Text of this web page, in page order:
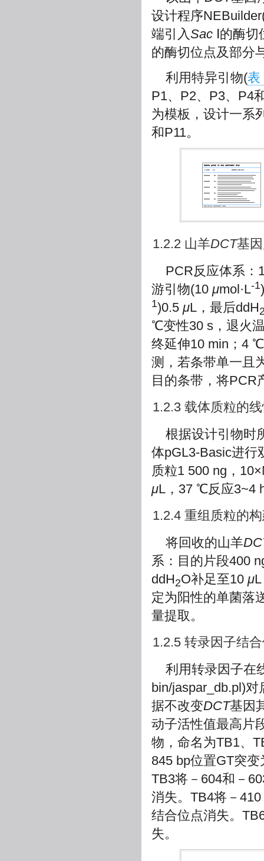
设计程序
端引入Sac Ⅰ的酶
的酶切位点及部分
利用特异引物(表
P1、P2、P3、P4
为模板，设计一系
和P11。
1.2.2 山羊DCT基
PCR反应体系
游引物(10 μmol·L-1
1)0.5 μL，最后ddH
℃变性30 s，退火
终延伸10 min；4
测，若条带单一且
目的条带，将PCR
1.2.3 载体质粒的
根据设计引物时
体pGL3-Basic进行
质粒1 500 ng，
μL，37 ℃反应3~4
1.2.4 重组质粒的
将回收的山羊
系：目的片段400
ddH2O补足至10 μ
定为阳性的单菌落
量提取。
1.2.5 转录因子结
利用转录因子在
bin/jaspar_db.pl)对
据不改变DCT基因
动子活性值最高片
物，命名为TB1、
845 bp位置GT突
TB3将－604和－
消失。TB4将－
结合位点消失。
失。